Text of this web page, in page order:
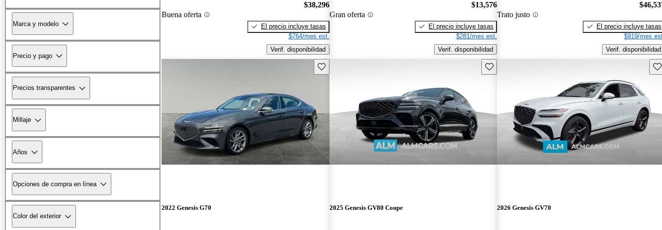
Marca y modelo
Precio y pago
Precios transparentes
Millaje
Años
Opciones de compra en línea
Color del exterior
Buena oferta
$38,296
El precio incluye tasas
$764/mes est.
Verif. disponibilidad
Gran oferta
$13,576
El precio incluye tasas
$281/mes est.
Verif. disponibilidad
Trato justo
El precio incluye tasas
$919/mes
Verif. disponibilidad
Guarda este Aviso
2022 Genesis G70
Guarda este Aviso
2025 Genesis GV80 Coupe 2026 Genesis GV70